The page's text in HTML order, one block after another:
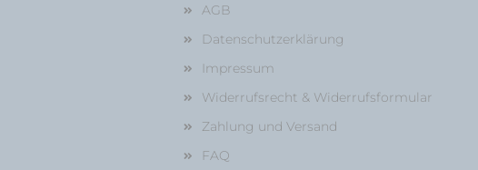
AGB
Datenschutzerklärung
Impressum
Widerrufsrecht & Widerrufsformular
Zahlung und Versand
FAQ